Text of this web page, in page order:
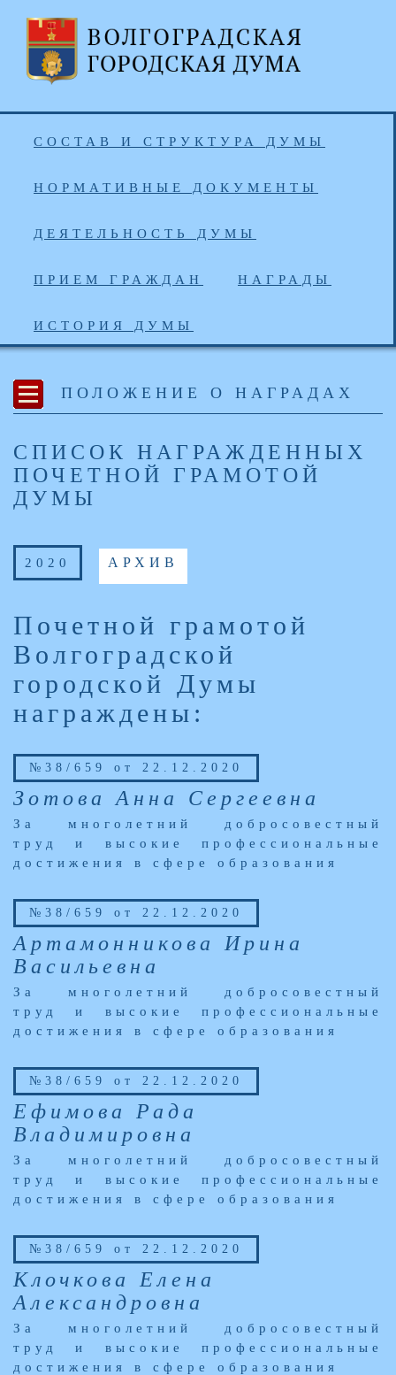
СОСТАВ И СТРУКТУРА ДУМЫ
НОРМАТИВНЫЕ ДОКУМЕНТЫ
ДЕЯТЕЛЬНОСТЬ ДУМЫ
ПРИЕМ ГРАЖДАН НАГРАДЫ
ИСТОРИЯ ДУМЫ
ПОЛОЖЕНИЕ О НАГРАДАХ
СПИСОК НАГРАЖДЕННЫХ
ПОЧЕТНОЙ ГРАМОТОЙ
ДУМЫ
2020 АРХИВ
Почетной грамотой
Волгоградской
городской Думы
награждены:
№38/659 от 22.12.2020
Зотова Анна Сергеевна
За многолетний добросовестный
труд и высокие профессиональные
достижения в сфере образования
№38/659 от 22.12.2020
Артамонникова Ирина
Васильевна
За многолетний добросовестный
труд и высокие профессиональные
достижения в сфере образования
№38/659 от 22.12.2020
Ефимова Рада
Владимировна
За многолетний добросовестный
труд и высокие профессиональные
достижения в сфере образования
№38/659 от 22.12.2020
Клочкова Елена
Александровна
За многолетний добросовестный
труд и высокие профессиональные
достижения в сфере образования